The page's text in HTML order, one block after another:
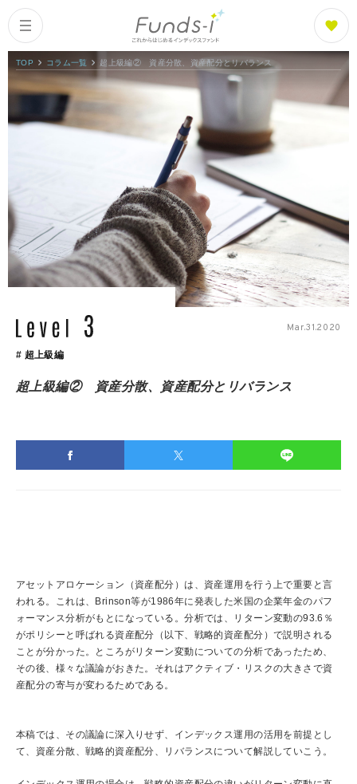
Columns
Funds
What is Funds-i?
ファンズアイとは
Fund Ranking
ファンズアイ情報
Tools
Glossary
用語集
Q&A
よくあるご質問
Other
ニュース一覧
TOP コラム一覧 超上級編② 資産分散、資産配分とリバランス
Mar.31.2020
# 超上級編
超上級編② 資産分散、資産配分とリバランス
アセットアロケーション（資産配分）は、資産運用を行う上で重要と言
われる。これは、Brinson等が1986年に発表した米国の企業年金のパフ
ォーマンス分析がもとになっている。分析では、リターン変動の93.6％
がポリシーと呼ばれる資産配分（以下、戦略的資産配分）で説明される
ことが分かった。ところがリターン変動についての分析であったため、
その後、様々な議論がおきた。それはアクティブ・リスクの大きさで資
産配分の寄与が変わるためである。
本稿では、その議論に深入りせず、インデックス運用の活用を前提とし
て、資産分散、戦略的資産配分、リバランスについて解説していこう。